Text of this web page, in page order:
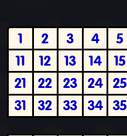
1 2 3 4 5
11
12 13 14 15
21
22 23 24 25
31
32 33 34 35